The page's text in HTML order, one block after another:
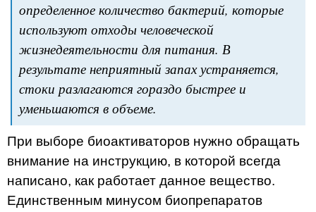
определенное количество бактерий, которые
используют отходы человеческой
жизнедеятельности для питания. В
результате неприятный запах устраняется,
стоки разлагаются гораздо быстрее и
уменьшаются в объеме.
При выборе биоактиваторов нужно обращать
внимание на инструкцию, в которой всегда
написано, как работает данное вещество.
Единственным минусом биопрепаратов